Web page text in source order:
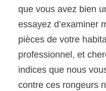
que vous avez bien
essayez d’examiner
pièces de votre
professionnel, et
indices que nous
contre ces rongeurs